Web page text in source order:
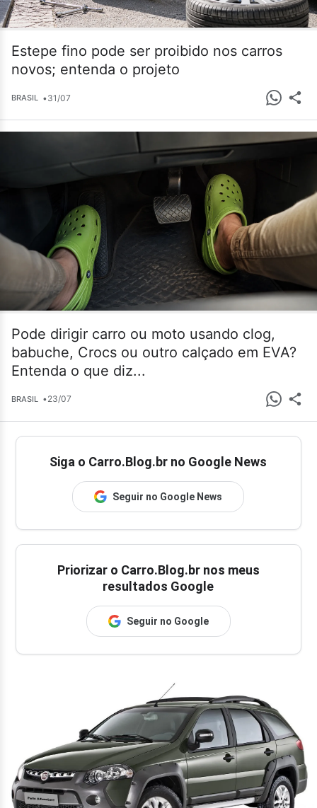
Estepe fino pode ser proibido nos carros
novos; entenda o projeto
BRASIL •31/07
Pode dirigir carro ou moto usando clog,
babuche, Crocs ou outro calçado em EVA?
Entenda o que diz...
BRASIL •23/07
Siga o Carro.Blog.br no Google News
Seguir no Google News
Priorizar o Carro.Blog.br nos meus
resultados Google
Seguir no Google